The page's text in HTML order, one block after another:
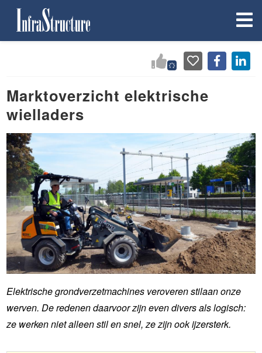
Marktoverzicht elektrische
wielladers
Elektrische grondverzetmachines veroveren stilaan onze
werven. De redenen daarvoor zijn even divers als logisch:
ze werken niet alleen stil en snel, ze zijn ook ijzersterk.